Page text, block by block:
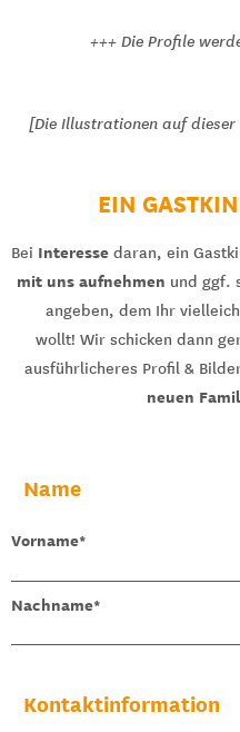
+++ Die Profile
[Die Illustrationen auf
EIN
Bei Interesse daran, ein
mit uns aufnehmen und ggf.
angeben, dem Ihr
wollt! Wir schicken dann
ausführlicheres Profil &
neuen
Name
Vorname
Nachname
Kontaktinformation